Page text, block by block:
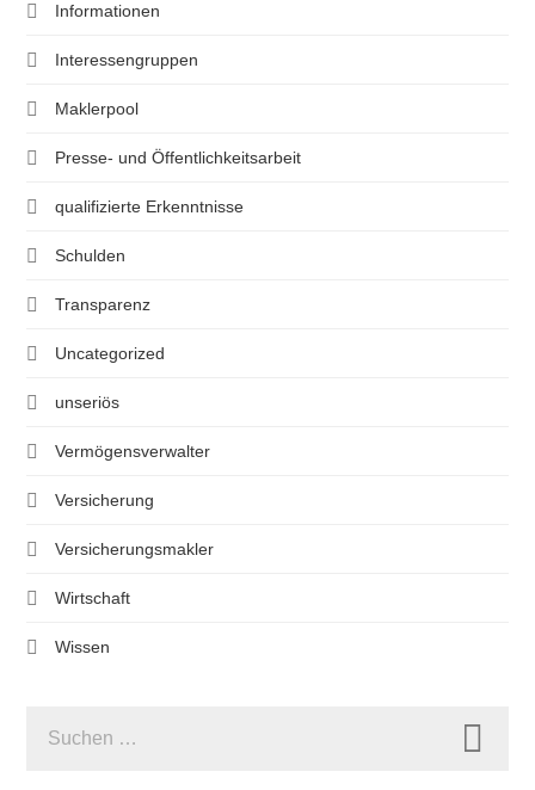
Informationen
Interessengruppen
Maklerpool
Presse- und Öffentlichkeitsarbeit
qualifizierte Erkenntnisse
Schulden
Transparenz
Uncategorized
unseriös
Vermögensverwalter
Versicherung
Versicherungsmakler
Wirtschaft
Wissen
NACH: